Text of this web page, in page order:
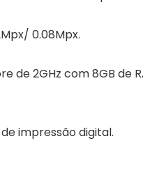
0.08Mpx.
de 2GHz com 8GB de
impressão digital.